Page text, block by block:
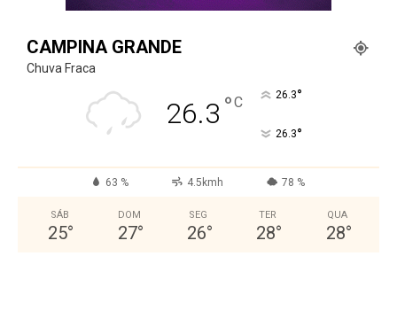
CAMPINA GRANDE
Chuva Fraca
26.3 °C 26.3°
26.3°
63 % 4.5kmh 78 %
SÁB
25°
DOM
27°
SEG
26°
TER
28°
QUA
28°